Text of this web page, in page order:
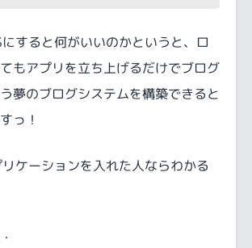
すると何がいいのかというと、ロ
もアプリを立ち上げるだけでブログ
夢のブログシステムを構築できると
っ！
ケーションを入れた人ならわかる